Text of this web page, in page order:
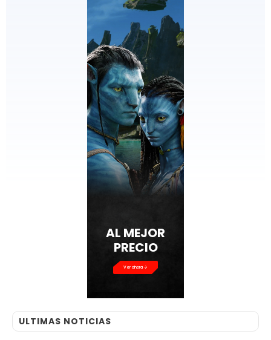
AL MEJOR
PRECIO
Ver ahora
ULTIMAS NOTICIAS